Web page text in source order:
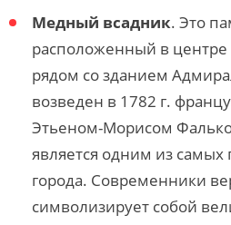
Медный всадник. Это
расположенный в
рядом со зданием
возведен в 1782 г.
Этьеном-Морисом
является одним из
города. Современники
символизирует собой